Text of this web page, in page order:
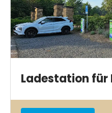
Ladestation für